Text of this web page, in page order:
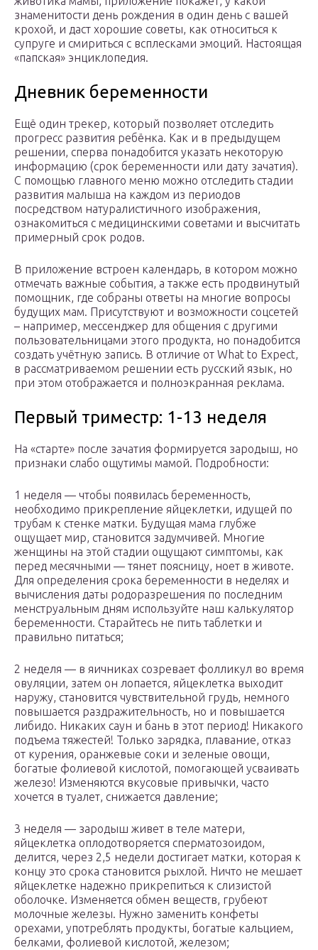
знаменитости день рождения в один день с вашей
крохой, и даст хорошие советы, как относиться к
супруге и смириться с всплесками эмоций. Настоящая
«папская» энциклопедия.
Дневник беременности
Ещё один трекер, который позволяет отследить
прогресс развития ребёнка. Как и в предыдущем
решении, сперва понадобится указать некоторую
информацию (срок беременности или дату зачатия).
С помощью главного меню можно отследить стадии
развития малыша на каждом из периодов
посредством натуралистичного изображения,
ознакомиться с медицинскими советами и высчитать
примерный срок родов.
В приложение встроен календарь, в котором можно
отмечать важные события, а также есть продвинутый
помощник, где собраны ответы на многие вопросы
будущих мам. Присутствуют и возможности соцсетей
– например, мессенджер для общения с другими
пользовательницами этого продукта, но понадобится
создать учётную запись. В отличие от What to Expect,
в рассматриваемом решении есть русский язык, но
при этом отображается и полноэкранная реклама.
Первый триместр: 1-13 неделя
На «старте» после зачатия формируется зародыш, но
признаки слабо ощутимы мамой. Подробности:
1 неделя — чтобы появилась беременность,
необходимо прикрепление яйцеклетки, идущей по
трубам к стенке матки. Будущая мама глубже
ощущает мир, становится задумчивей. Многие
женщины на этой стадии ощущают симптомы, как
перед месячными — тянет поясницу, ноет в животе.
Для определения срока беременности в неделях и
вычисления даты родоразрешения по последним
менструальным дням используйте наш калькулятор
беременности. Старайтесь не пить таблетки и
правильно питаться;
2 неделя — в яичниках созревает фолликул во время
овуляции, затем он лопается, яйцеклетка выходит
наружу, становится чувствительной грудь, немного
повышается раздражительность, но и повышается
либидо. Никаких саун и бань в этот период! Никакого
подъема тяжестей! Только зарядка, плавание, отказ
от курения, оранжевые соки и зеленые овощи,
богатые фолиевой кислотой, помогающей усваивать
железо! Изменяются вкусовые привычки, часто
хочется в туалет, снижается давление;
3 неделя — зародыш живет в теле матери,
яйцеклетка оплодотворяется сперматозоидом,
делится, через 2,5 недели достигает матки, которая к
концу это срока становится рыхлой. Ничто не мешает
яйцеклетке надежно прикрепиться к слизистой
оболочке. Изменяется обмен веществ, грубеют
молочные железы. Нужно заменить конфеты
орехами, употреблять продукты, богатые кальцием,
белками, фолиевой кислотой, железом;